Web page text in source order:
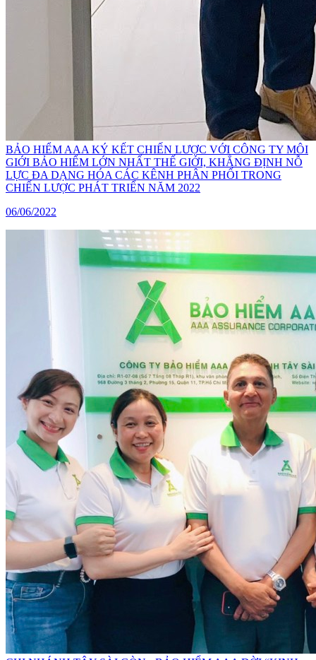
BẢO HIỂM AAA KÝ KẾT CHIẾN LƯỢC VỚI CÔNG TY MÔI
GIỚI BẢO HIỂM LỚN NHẤT THẾ GIỚI, KHẲNG ĐỊNH NỖ
LỰC ĐA DẠNG HÓA CÁC KÊNH PHÂN PHỐI TRONG
CHIẾN LƯỢC PHÁT TRIỂN NĂM 2022
06/06/2022